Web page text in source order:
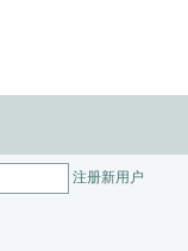
注册新用户